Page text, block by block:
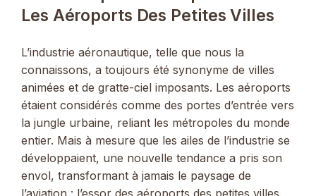
Les Aéroports Des Petites Villes
L’industrie aéronautique, telle que nous la
connaissons, a toujours été synonyme de villes
animées et de gratte-ciel imposants. Les aéroports
étaient considérés comme des portes d’entrée vers
la jungle urbaine, reliant les métropoles du monde
entier. Mais à mesure que les ailes de l’industrie se
développaient, une nouvelle tendance a pris son
envol, transformant à jamais le paysage de
l’aviation : l’essor des aéroports des petites villes.